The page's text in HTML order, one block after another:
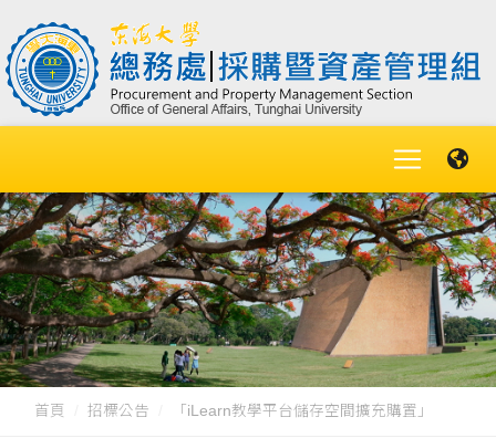
首頁 招標公告 「iLearn教學平台儲存空間擴充購置」